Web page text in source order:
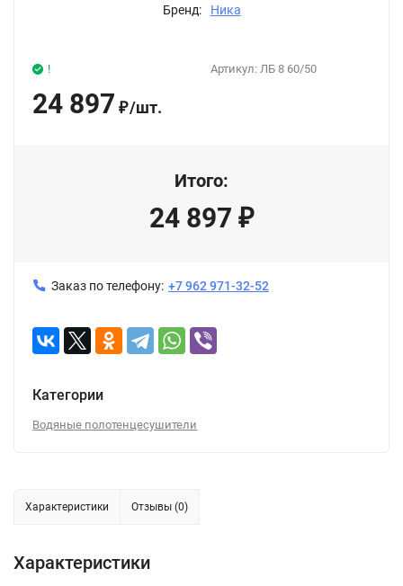
Бренд: Ника
Артикул: ЛБ 8 60/50
!
24 897 ₽/шт.
Итого:
24 897 ₽
Заказ по телефону: +7 962 971-32-52
Категории
Водяные полотенцесушители
Характеристики Отзывы (0)
Характеристики